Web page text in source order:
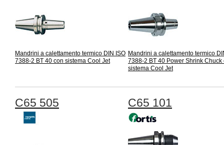
Mandrini a calettamento termico DIN ISO
7388-2 BT 40 con sistema Cool Jet
Mandrini a calettamento termico
7388-2 BT 40 Power Shrink Chuck
sistema Cool Jet
C65 505 C65 101